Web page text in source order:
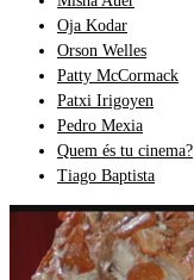
Oja Kodar
Orson Welles
Patty McCormack
Patxi Irigoyen
Pedro Mexia
Quem és tu cinema?
Tiago Baptista